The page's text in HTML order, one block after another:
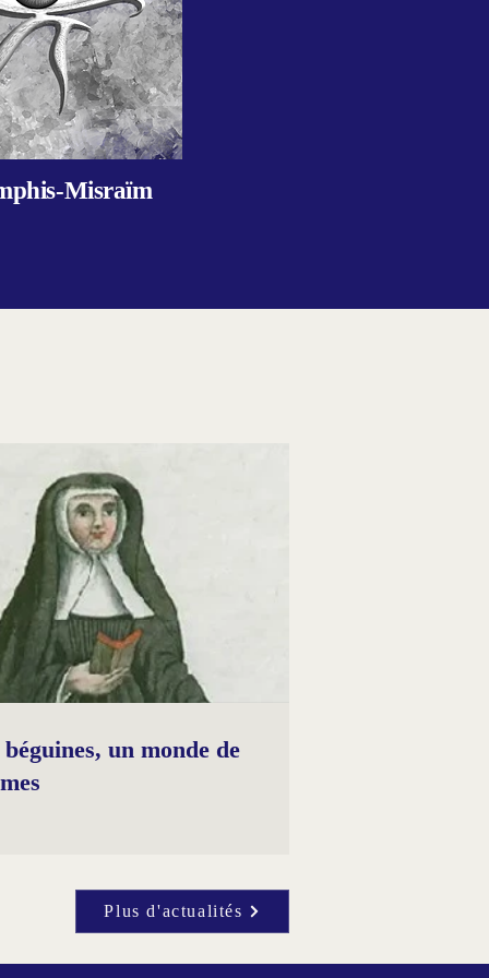
Misraïm
un monde de
Plus d'actualités